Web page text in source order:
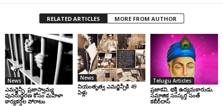
RELATED ARTICLES MORE FROM AUTHOR
News
ఎమర్జెన్సీ: ప్రజాస్వామ్య
పునరుద్ధరణ కోసం మహిళా
కార్యకర్తల పోరాటం
News
నియంతృత్వ ఎమర్జెన్సీకి 49
ఏళ్లు
Telugu Articles
ప్రజాకవి, భక్తి ఉద్యమకారుడు,
సమాజిక సంస్కర్త సంత్‌
కబీర్‌దాస్‌